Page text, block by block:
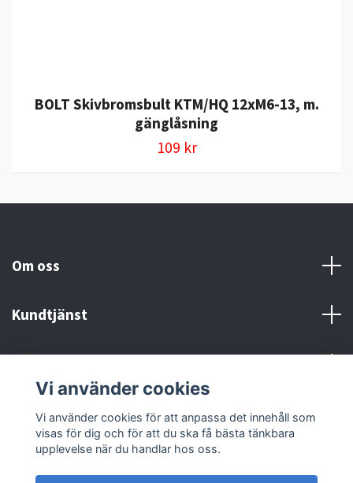
BOLT Skivbromsbult KTM/HQ 12xM6-13, m.
gänglåsning
109 kr
Om oss
Kundtjänst
Sociala medier
Vi använder cookies
Vi använder cookies för att anpassa det innehåll som
visas för dig och för att du ska få bästa tänkbara
upplevelse när du handlar hos oss.